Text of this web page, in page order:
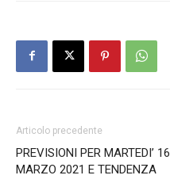
Articolo precedente
PREVISIONI PER MARTEDI’ 16
MARZO 2021 E TENDENZA